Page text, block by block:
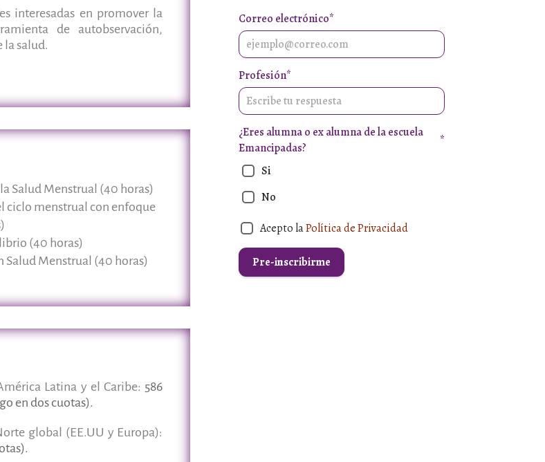
interesadas en promover la
de autobservación,
salud.
Salud Menstrual (40 horas)
ciclo menstrual con enfoque
(40 horas)
Salud Menstrual (40 horas)
Latina y el Caribe: 586
en dos cuotas).
global (EE.UU y Europa):
Correo electrónico*
Profesión*
¿Eres alumna o ex alumna de la escuela
Emancipadas?
*
Si
No
Acepto laPolítica de Privacidad
Pre-inscribirme